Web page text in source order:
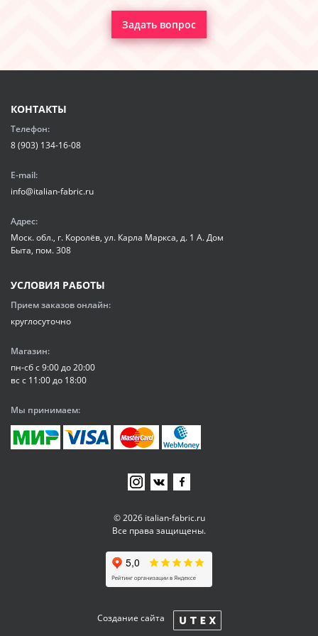
Задать вопрос
© 2026 italian-fabric.ru
Все права защищены.
Создание сайта
КОНТАКТЫ
Телефон:
8 (903) 134-16-08
E-mail:
info@italian-fabric.ru
Адрес:
Моск. обл., г. Королёв, ул. Карла Маркса, д. 1 А. Дом
Быта, пом. 308
УСЛОВИЯ РАБОТЫ
Прием заказов онлайн:
круглосуточно
Магазин:
пн-сб с 9:00 до 20:00
вс с 11:00 до 18:00
Мы принимаем: